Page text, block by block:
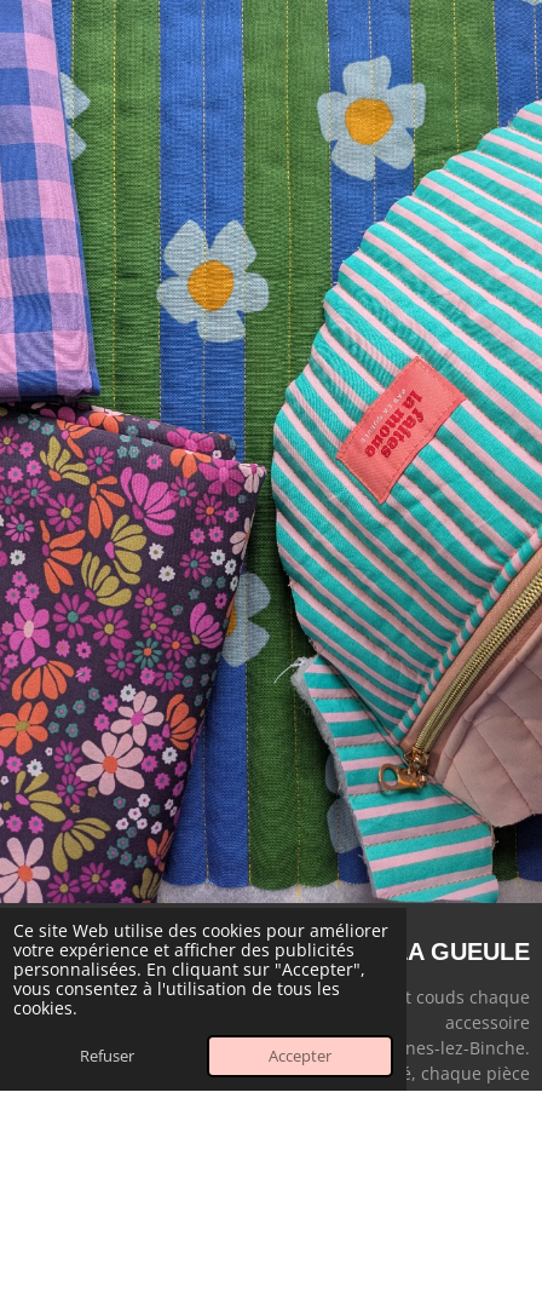
Ce site Web utilise des cookies pour améliorer
votre expérience et afficher des publicités
personnalisées. En cliquant sur "Accepter",
vous consentez à l'utilisation de tous les
cookies.
Refuser Accepter
FAITES LA MOUE,PAS LA GUEULE
ChezFaites la moue, pas la gueule , je pense et couds chaque
accessoire
dans mon tout petit atelier à Péronnes-lez-Binche.
Pratique, robuste et dotée d’un caractère affirmé, chaque pièce
est fabriquée